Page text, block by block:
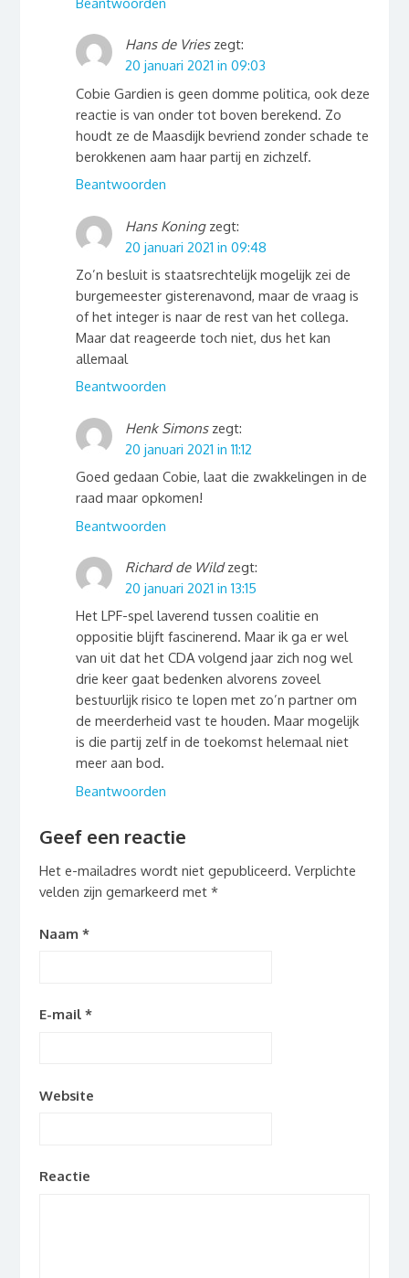
Hans de Vries zegt:
20 januari 2021 in 09:03
Cobie Gardien is geen domme politica, ook deze
reactie is van onder tot boven berekend. Zo
houdt ze de Maasdijk bevriend zonder schade te
berokkenen aam haar partij en zichzelf.
Beantwoorden
Hans Koning zegt:
20 januari 2021 in 09:48
Zo’n besluit is staatsrechtelijk mogelijk zei de
burgemeester gisterenavond, maar de vraag is
of het integer is naar de rest van het collega.
Maar dat reageerde toch niet, dus het kan
allemaal
Beantwoorden
Henk Simons zegt:
20 januari 2021 in 11:12
Goed gedaan Cobie, laat die zwakkelingen in de
raad maar opkomen!
Beantwoorden
Richard de Wild zegt:
20 januari 2021 in 13:15
Het LPF-spel laverend tussen coalitie en
oppositie blijft fascinerend. Maar ik ga er wel
van uit dat het CDA volgend jaar zich nog wel
drie keer gaat bedenken alvorens zoveel
bestuurlijk risico te lopen met zo’n partner om
de meerderheid vast te houden. Maar mogelijk
is die partij zelf in de toekomst helemaal niet
meer aan bod.
Beantwoorden
Geef een reactie
Het e-mailadres wordt niet gepubliceerd. Verplichte
velden zijn gemarkeerd met *
Naam *
E-mail *
Website
Reactie